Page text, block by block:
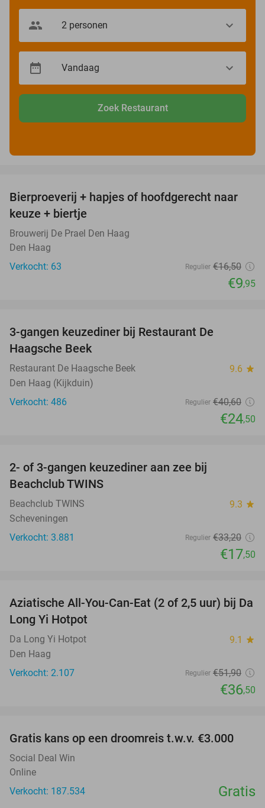
Zoek Restaurant
40%
Bierproeverij + hapjes of hoofdgerecht naar
keuze + biertje
Brouwerij De Prael Den Haag
Den Haag
Verkocht: 63
Regulier €16,50
€9,95
3-gangen keuzediner bij Restaurant De
Haagsche Beek
Restaurant De Haagsche Beek 9.6 star
Den Haag (Kijkduin)
Verkocht: 486
Regulier €40,60
€24,50
2- of 3-gangen keuzediner aan zee bij
Beachclub TWINS
Beachclub TWINS 9.3 star
Scheveningen
Verkocht: 3.881
Regulier €33,20
€17,50
30%
Aziatische All-You-Can-Eat (2 of 2,5 uur) bij Da
Long Yi Hotpot
Da Long Yi Hotpot 9.1 star
Den Haag
Verkocht: 2.107
Regulier €51,90
€36,50
Gratis kans op een droomreis t.w.v. €3.000
Social Deal Win
Online
Verkocht: 187.534
Gratis